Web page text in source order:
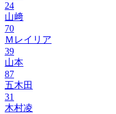
24
山﨑
70
Ｍレイリア
39
山本
87
五木田
31
木村凌